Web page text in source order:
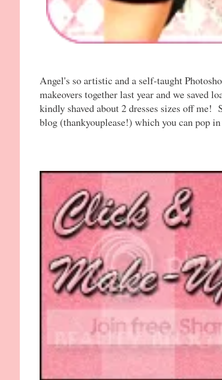
Angel's so artistic and a self-taught
makeovers together last year and we saved
kindly shaved about 2 dresses sizes off me!
blog (thankyouplease!) which you can pop